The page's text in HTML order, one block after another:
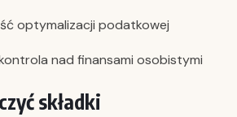
optymalizacji podatkowej
nad finansami osobistymi
składki